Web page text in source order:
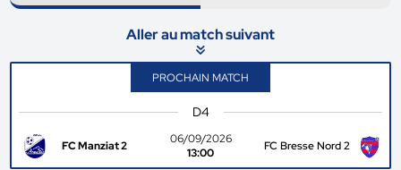
Aller au match suivant
PROCHAIN MATCH
D4
FC Manziat 2
06/09/2026
13:00
FC Bresse Nord 2